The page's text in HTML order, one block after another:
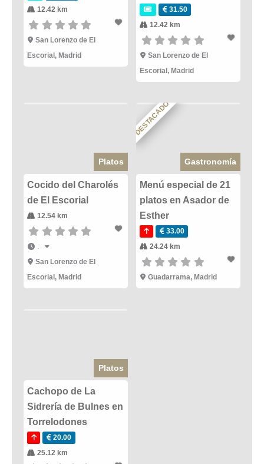
12.42 km
San Lorenzo de El
Escorial , Madrid
31.50
12.42 km
San Lorenzo de El
Escorial , Madrid
Platos
Cocido del Charolés
de El Escorial
12.54 km
:
San Lorenzo de El
Escorial , Madrid
DESTACADO
Gastronomía
Menú especial de 21
platos en Asador de
Esther
33.00
24.24 km
Guadarrama, Madrid
Platos
Cachopo de La
Sidrería de Bulnes en
Torrelodones
20.00
25.12 km